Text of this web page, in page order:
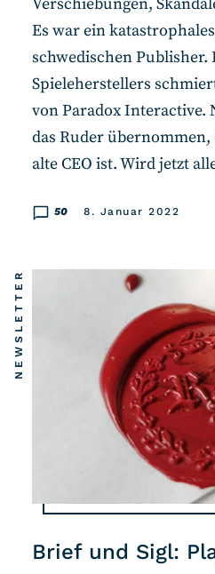
50 8. Januar 2022
Verschiebungen,
Es war ein
schwedischen Publisher.
Spieleherstellers
von Paradox Interactive.
das Ruder
alte CEO ist. Wird jetzt
Brief und Sigl:
NEWSLETTER